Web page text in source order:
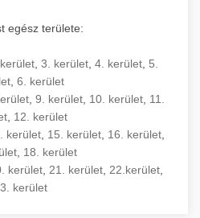
egész területe:
3. kerület 4. kerület 5.
6. kerület
, 9. kerület, 10. kerület, 11.
12. kerület
kerület 15. kerület 16. kerület
18. kerület
kerület 21. kerület 22.kerület
kerület